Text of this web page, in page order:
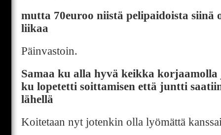
mutta 70euroo niistä pelipaidoista siinä
liikaa
Päinvastoin.
Samaa ku alla hyvä keikka
ku lopetetti soittamisen että juntti
lähellä
Koitetaan nyt jotenkin olla lyömättä